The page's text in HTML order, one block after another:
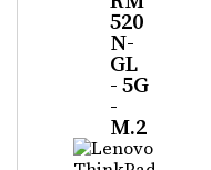
520
N-
GL
- 5G
-
M.2